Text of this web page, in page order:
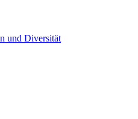
und Diversität